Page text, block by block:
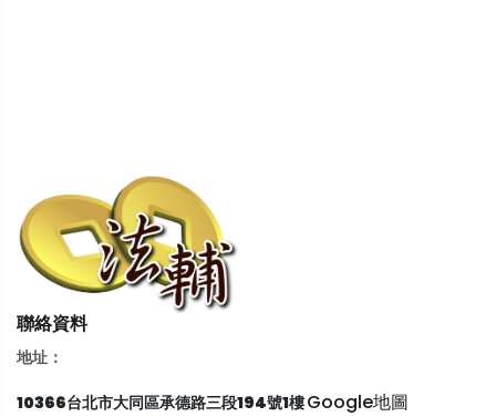
聯絡資料
地址：
10366台北市大同區承德路三段194號1樓Google地圖